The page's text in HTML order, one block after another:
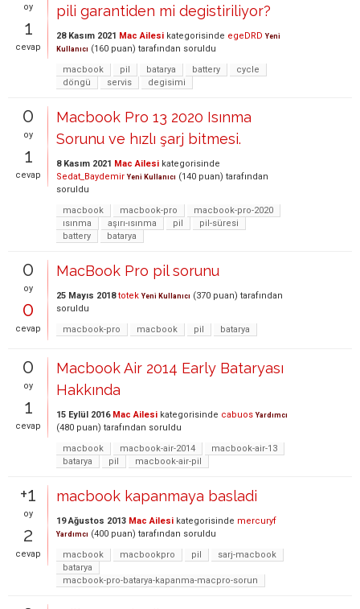
oy
1
cevap
pili garantiden mi degistiriliyor?
28 Kasım 2021 Mac Ailesi kategorisinde egeDRD Yeni
Kullanıcı (160 puan) tarafından soruldu
macbook
pil batarya battery
cycle
döngü
servis degisimi
0
oy
1
cevap
Macbook Pro 13 2020 Isınma
Sorunu ve hızlı şarj bitmesi.
8 Kasım 2021 Mac Ailesi kategorisinde
Sedat_Baydemir Yeni Kullanıcı (140 puan) tarafından
soruldu
macbook
macbook-pro
macbook-pro-2020
ısınma
aşırı-ısınma pil
pil-süresi
battery
batarya
0
oy
0
cevap
MacBook Pro pil sorunu
25 Mayıs 2018 totek Yeni Kullanıcı (370 puan) tarafından
soruldu
macbook-pro
macbook pil batarya
0
oy
1
cevap
Macbook Air 2014 Early Bataryası
Hakkında
15 Eylül 2016 Mac Ailesi kategorisinde cabuos Yardımcı
(480 puan) tarafından soruldu
macbook
macbook-air-2014
macbook-air-13
batarya
pil macbook-air-pil
+1
oy
2
cevap
macbook kapanmaya basladi
19 Ağustos 2013 Mac Ailesi kategorisinde mercuryf
Yardımcı (400 puan) tarafından soruldu
macbook
macbookpro pil
sarj-macbook
batarya
macbook-pro-batarya-kapanma-macpro-sorun